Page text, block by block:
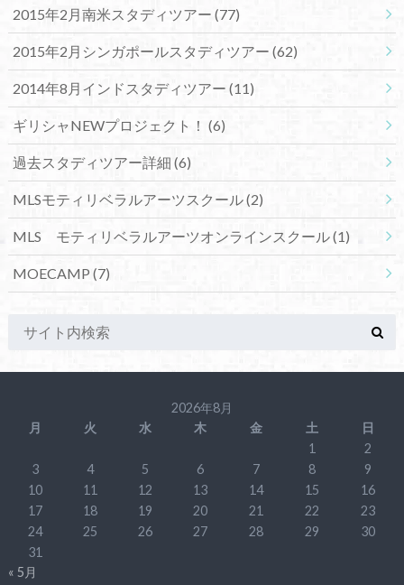
2015年2月南米スタディツアー (77)
2015年2月シンガポールスタディツアー (62)
2014年8月インドスタディツアー (11)
ギリシャNEWプロジェクト！ (6)
過去スタディツアー詳細 (6)
MLSモティリベラルアーツスクール(2)
MLS モティリベラルアーツオンラインスクール(1)
MOECAMP (7)
2026年8月
月
火 水 木 金 土
日
1
2
3
4 5 6 7 8
9
10
11 12 13 14 15
16
17
18 19 20 21 22
23
24
25 26 27 28 29
30
31
« 5月